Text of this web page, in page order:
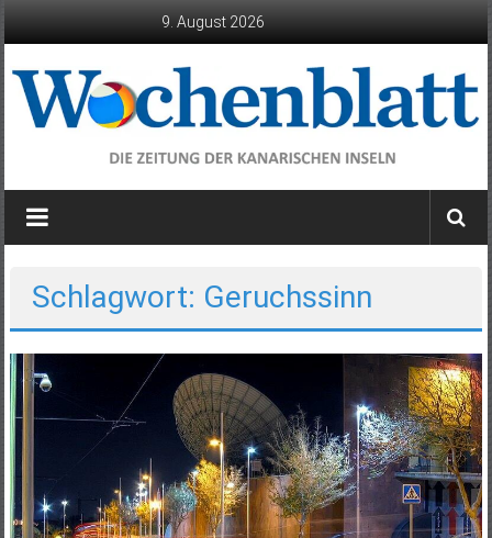
9. August 2026
Wochenblatt
die
Kanarischen
Inseln
Schlagwort: Geruchssinn